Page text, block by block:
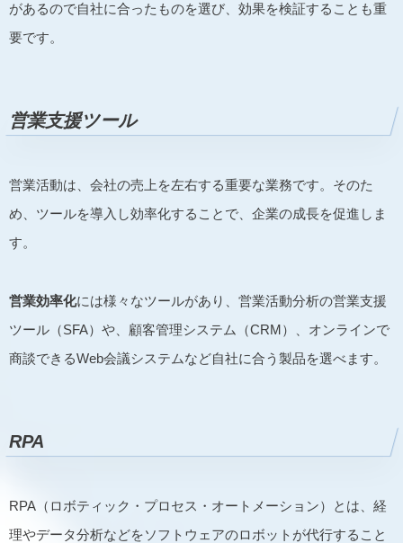
があるので自社に合ったものを選び、効果を検証することも重
要です。
営業支援ツール
営業活動は、会社の売上を左右する重要な業務です。そのた
め、ツールを導入し効率化することで、企業の成長を促進しま
す。
営業効率化には様々なツールがあり、営業活動分析の営業支援
ツール（SFA）や、顧客管理システム（CRM）、オンラインで
商談できるWeb会議システムなど自社に合う製品を選べます。
RPA
RPA（ロボティック・プロセス・オートメーション）とは、経
理やデータ分析などをソフトウェアのロボットが代行すること